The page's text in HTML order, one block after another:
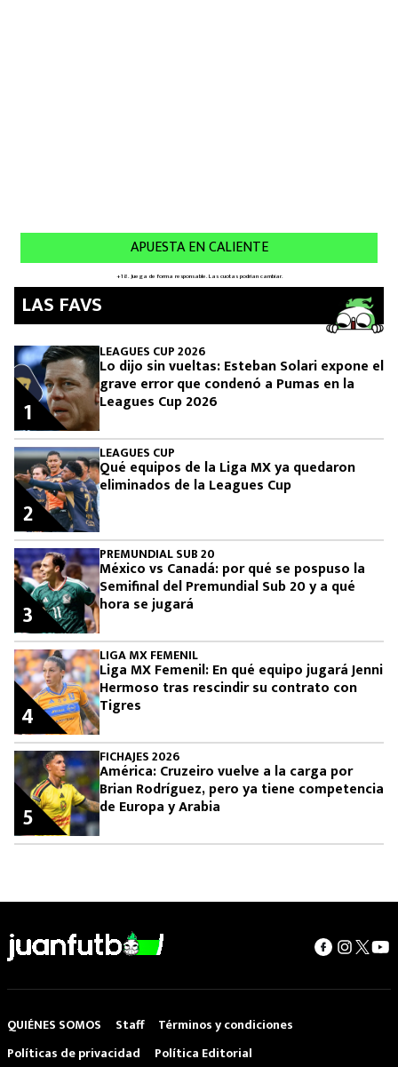
LAS FAVS
LEAGUES CUP 2026
Lo dijo sin vueltas: Esteban Solari expone el
grave error que condenó a Pumas en la
Leagues Cup 2026
1
LEAGUES CUP
Qué equipos de la Liga MX ya quedaron
eliminados de la Leagues Cup
2
PREMUNDIAL SUB 20
México vs Canadá: por qué se pospuso la
Semifinal del Premundial Sub 20 y a qué
hora se jugará
3
LIGA MX FEMENIL
Liga MX Femenil: En qué equipo jugará Jenni
Hermoso tras rescindir su contrato con
Tigres
4
FICHAJES 2026
América: Cruzeiro vuelve a la carga por
Brian Rodríguez, pero ya tiene competencia
de Europa y Arabia
5
QUIÉNES SOMOS Staff
Términos y condiciones
Políticas de privacidad
Política Editorial